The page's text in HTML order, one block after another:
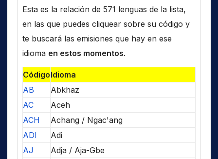
Esta es la relación de 571 lenguas de la lista,
en las que puedes cliquear sobre su código y
te buscará las emisiones que hay en ese
idioma en estos momentos.
CódigoIdioma
AB
Abkhaz
AC
Aceh
ACH
Achang / Ngac'ang
ADI
Adi
AJ
Adja / Aja-Gbe